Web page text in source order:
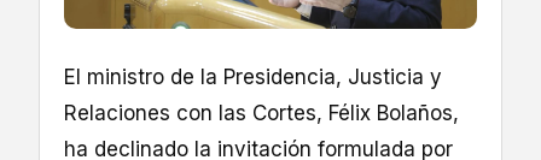
El ministro de la Presidencia, Justicia y
Relaciones con las Cortes, Félix Bolaños,
ha declinado la invitación formulada por